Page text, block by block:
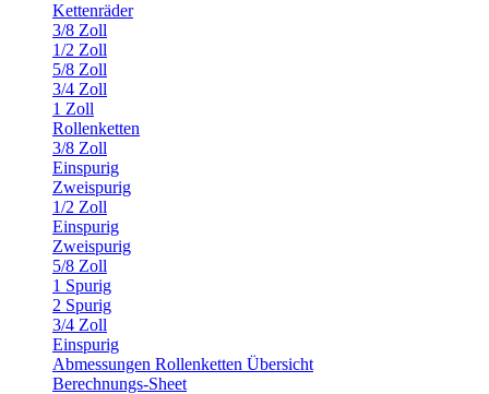
Kettenräder
3/8 Zoll
1/2 Zoll
5/8 Zoll
3/4 Zoll
1 Zoll
Rollenketten
3/8 Zoll
Einspurig
Zweispurig
1/2 Zoll
Einspurig
Zweispurig
5/8 Zoll
1 Spurig
2 Spurig
3/4 Zoll
Einspurig
Abmessungen Rollenketten Übersicht
Berechnungs-Sheet